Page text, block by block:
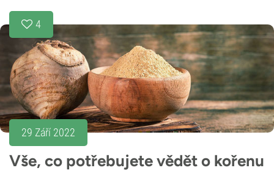
4
29 Září 2022
Vše, co potřebujete vědět o kořenu